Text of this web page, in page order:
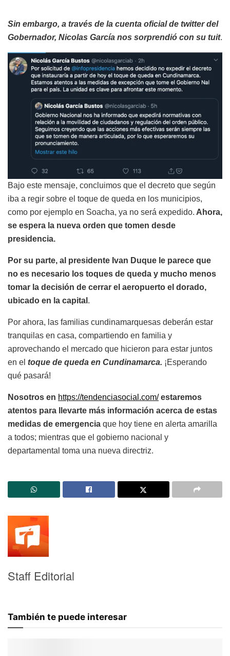
Sin embargo, a través de la cuenta oficial de twitter del
Gobernador, Nicolas García nos sorprendió con su tuit.
Bajo este mensaje, concluimos que el decreto que según
iba a regir sobre el toque de queda en los municipios,
como por ejemplo en Soacha, ya no será expedido. Ahora,
se espera la nueva orden que tomen desde
presidencia.
Por su parte, al presidente Ivan Duque le parece que
no es necesario los toques de queda y mucho menos
tomar la decisión de cerrar el aeropuerto el dorado,
ubicado en la capital .
Por ahora, las familias cundinamarquesas deberán estar
tranquilas en casa, compartiendo en familia y
aprovechando el mercado que hicieron para estar juntos
en el toque de queda en Cundinamarca. ¡Esperando
qué pasará!
Nosotros en https://tendenciasocial.com/estaremos
atentos para llevarte más información acerca de estas
medidas de emergencia que hoy tiene en alerta amarilla
a todos; mientras que el gobierno nacional y
departamental toma una nueva directriz.
Staff Editorial
También te puede interesar